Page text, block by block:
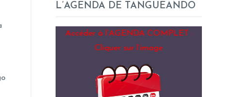
L’AGENDA DE TANGUEANDO
Accéder à l’AGENDA COMPLET :
Cliquer sur l’image